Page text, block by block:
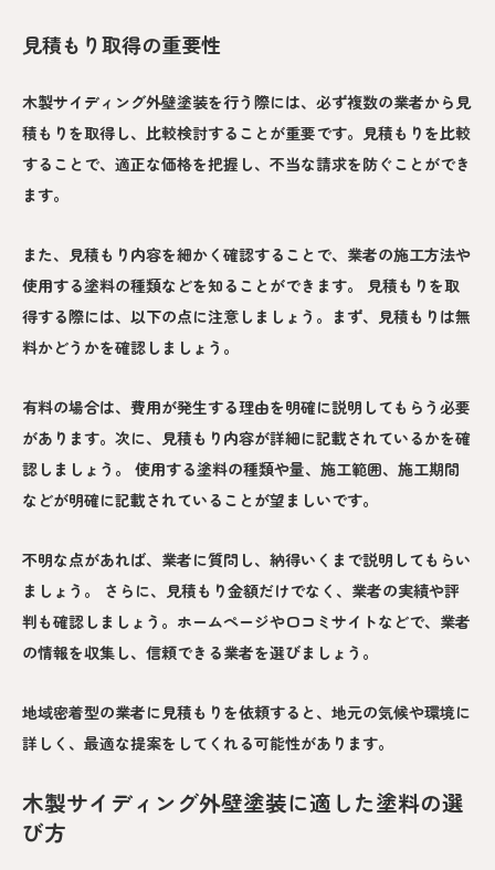
見積もり取得の重要性
木製サイディング外壁塗装を行う際には、必ず複数の業者から見
積もりを取得し、比較検討することが重要です。見積もりを比較
することで、適正な価格を把握し、不当な請求を防ぐことができ
ます。
また、見積もり内容を細かく確認することで、業者の施工方法や
使用する塗料の種類などを知ることができます。 見積もりを取
得する際には、以下の点に注意しましょう。まず、見積もりは無
料かどうかを確認しましょう。
有料の場合は、費用が発生する理由を明確に説明してもらう必要
があります。次に、見積もり内容が詳細に記載されているかを確
認しましょう。 使用する塗料の種類や量、施工範囲、施工期間
などが明確に記載されていることが望ましいです。
不明な点があれば、業者に質問し、納得いくまで説明してもらい
ましょう。 さらに、見積もり金額だけでなく、業者の実績や評
判も確認しましょう。ホームページや口コミサイトなどで、業者
の情報を収集し、信頼できる業者を選びましょう。
地域密着型の業者に見積もりを依頼すると、地元の気候や環境に
詳しく、最適な提案をしてくれる可能性があります。
木製サイディング外壁塗装に適した塗料の選
び方